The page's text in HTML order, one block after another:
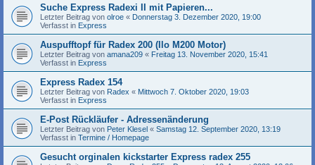
Suche Express Radexi II mit Papieren...
Letzter Beitrag von olroe « Donnerstag 3. Dezember 2020, 19:00
Verfasst in Express
Auspufftopf für Radex 200 (Ilo M200 Motor)
Letzter Beitrag von amana209 « Freitag 13. November 2020, 15:41
Verfasst in Express
Express Radex 154
Letzter Beitrag von Radex « Mittwoch 7. Oktober 2020, 19:03
Verfasst in Express
E-Post Rückläufer - Adressenänderung
Letzter Beitrag von Peter Klesel « Samstag 12. September 2020, 13:19
Verfasst in Termine / Homepage
Gesucht orginalen kickstarter Express radex 255